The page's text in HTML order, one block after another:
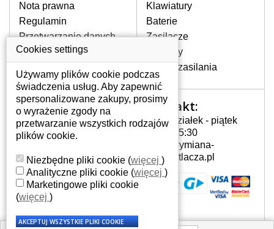
W JAKI SPOSÓB MOŻE SIĘ
PRZEJAWIAĆ USTERKA
Częstymi objawami są pomijanie liter
czy wyświetlanie innych liter oraz
dublowanie tych samych znaków. W
przypadku podlicia klawisze nie
powrócą do pierwotnej pozycji. Albo
też uszkodzenie mechaniczne, np.
JAK TO DZIAŁA?
Klawiatura składa się z kilku
warstw folii, z których przewodzą
przewodzące warstwy.
Nota prawna
Regulamin
Przetwarzanie danych
osobowych
Gdzie nas znajdziesz
Klawiatury
Baterie
Zasilacze
Zawiasy
Złącza zasilania
Twoje konto
Twoje konto
Dane osobowe
Adresy
Historia zamówień
Kontakt:
Poniedziałek - piątek
7:00 - 15:30
info@wymiana-
wyswietlacza.pl
Cookies settings
Używamy plików cookie podczas
świadczenia usług. Aby zapewnić
spersonalizowane zakupy, prosimy
o wyrażenie zgody na
przetwarzanie wszystkich rodzajów
plików cookie.
Niezbędne pliki cookie (więcej )
Analityczne pliki cookie (więcej )
Marketingowe pliki cookie
(więcej )